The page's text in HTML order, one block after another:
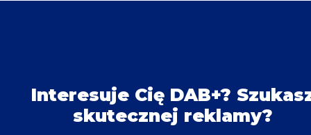
Interesuje Cię DAB+?
skutecznej reklamy?